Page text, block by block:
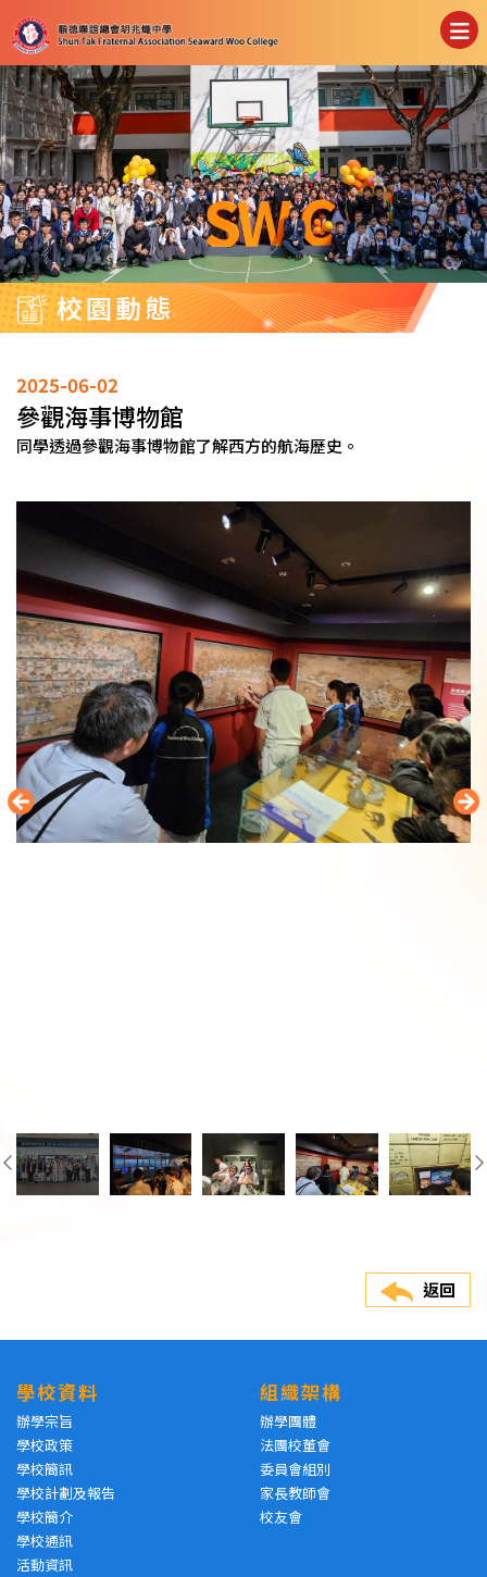
校園動態
2025-06-02
參觀海事博物館
同學透過參觀海事博物館了解西方的航海歷史。
返回
學校資料
辦學宗旨
學校政策
學校簡訊
學校計劃及報告
學校簡介
學校通訊
活動資訊
組織架構
辦學團體
法團校董會
委員會組別
家長教師會
校友會